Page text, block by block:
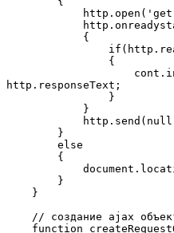
http.responseText;